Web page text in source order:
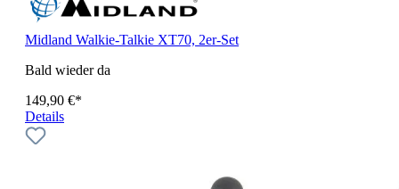
Midland Walkie-Talkie XT70, 2er-Set
Bald wieder da
149,90 €*
Details